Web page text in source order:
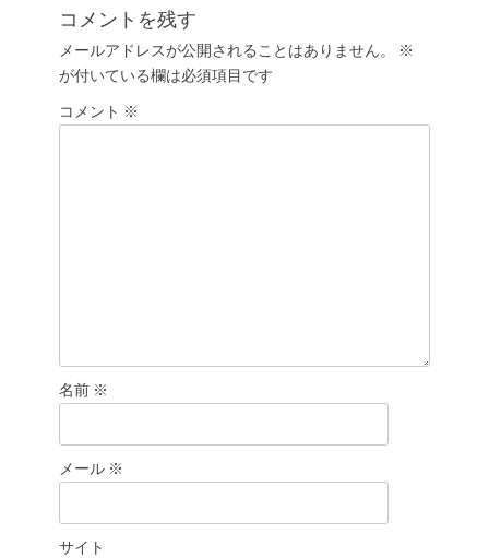
ー
シ
ョ
ン
投
コメントを残す
メールアドレスが公開されることはありません。
※
が付いている欄は必須項目です
コメント ※
名前 ※
メール ※
サイト